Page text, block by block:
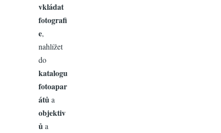
vkládat
fotografi
e,
nahlížet
do
katalogu
fotoapar
átů a
objektiv
ů a